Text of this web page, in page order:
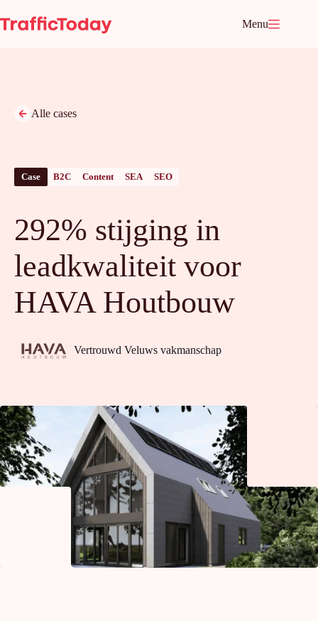
naar
de
Menu
Alle cases
Case B2C Content SEA SEO
292% stijging in
leadkwaliteit voor
HAVA Houtbouw
Vertrouwd Veluws vakmanschap